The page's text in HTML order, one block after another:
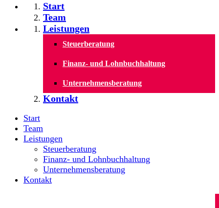
Start
Team
Leistungen
Steuerberatung
Finanz- und Lohnbuchhaltung
Unternehmensberatung
Kontakt
Start
Team
Leistungen
Steuerberatung
Finanz- und Lohnbuchhaltung
Unternehmensberatung
Kontakt